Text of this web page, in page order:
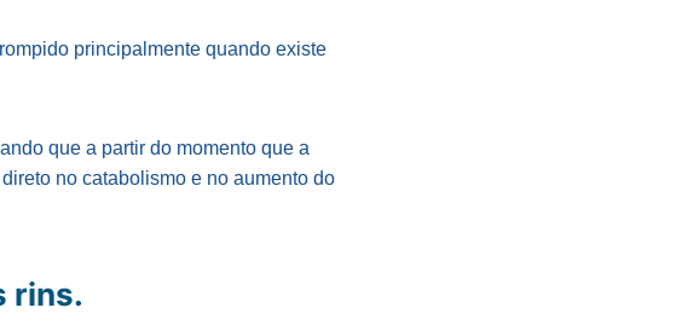
principalmente quando existe
que a partir do momento que a
no catabolismo e no aumento do
rins.